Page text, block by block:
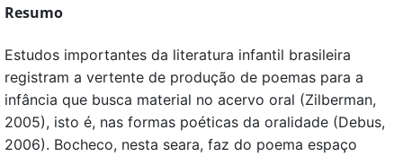
Resumo
Estudos importantes da literatura infantil brasileira
registram a vertente de produção de poemas para a
infância que busca material no acervo oral (Zilberman,
2005), isto é, nas formas poéticas da oralidade (Debus,
2006). Bocheco, nesta seara, faz do poema espaço